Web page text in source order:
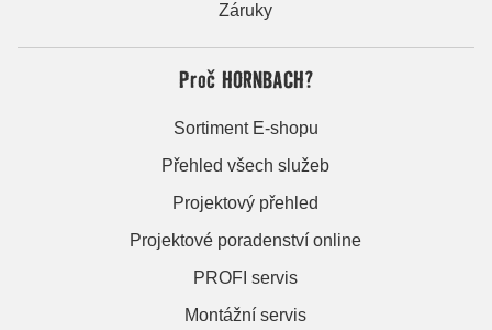
Záruky
Proč HORNBACH?
Sortiment E-shopu
Přehled všech služeb
Projektový přehled
Projektové poradenství online
PROFI servis
Montážní servis